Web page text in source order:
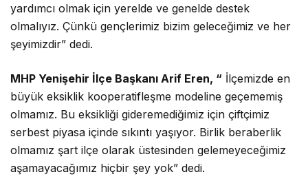
yardımcı olmak için yerelde ve genelde destek
olmalıyız. Çünkü gençlerimiz bizim geleceğimiz ve her
şeyimizdir” dedi.
MHP Yenişehir İlçe Başkanı Arif Eren, “ İlçemizde en
büyük eksiklik kooperatifleşme modeline geçememiş
olmamız. Bu eksikliği gideremediğimiz için çiftçimiz
serbest piyasa içinde sıkıntı yaşıyor. Birlik beraberlik
olmamız şart ilçe olarak üstesinden gelemeyeceğimiz
aşamayacağımız hiçbir şey yok” dedi.